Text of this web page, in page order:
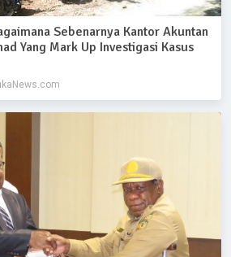
Sebenarnya Kantor Akuntan
Yang Mark Up Investigasi Kasus